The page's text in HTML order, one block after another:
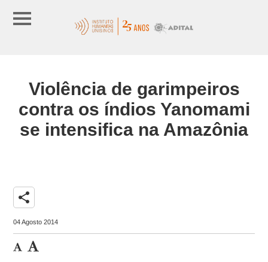
Violência de garimpeiros
contra os índios Yanomami
se intensifica na Amazônia
share
04 Agosto 2014